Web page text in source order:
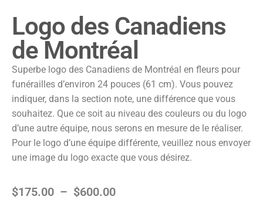
Logo des Canadiens
de Montréal
Superbe logo des Canadiens de Montréal en fleurs pour
funérailles d’environ 24 pouces (61 cm). Vous pouvez
indiquer, dans la section note, une différence que vous
souhaitez. Que ce soit au niveau des couleurs ou du logo
d’une autre équipe, nous serons en mesure de le réaliser.
Pour le logo d’une équipe différente, veuillez nous envoyer
une image du logo exacte que vous désirez.
$175.00 – $600.00